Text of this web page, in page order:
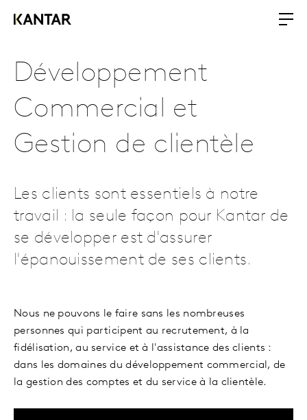
Développement
Commercial et
Gestion de clientèle
Les clients sont essentiels à notre
travail : la seule façon pour Kantar de
se développer est d'assurer
l'épanouissement de ses clients.
Nous ne pouvons le faire sans les nombreuses
personnes qui participent au recrutement, à la
fidélisation, au service et à l'assistance des clients :
dans les domaines du développement commercial, de
la gestion des comptes et du service à la clientèle.